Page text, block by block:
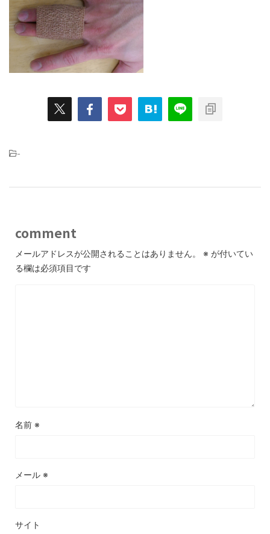
-
comment
メールアドレスが公開されることはありません。 ※ が付いてい
る欄は必須項目です
名前 ※
メール ※
サイト